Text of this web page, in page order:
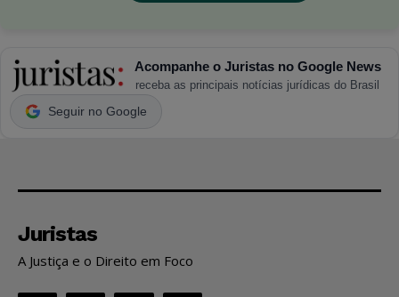
Acompanhe o Juristas no Google News
receba as principais notícias jurídicas do Brasil
Seguir no Google
Juristas
A Justiça e o Direito em Foco